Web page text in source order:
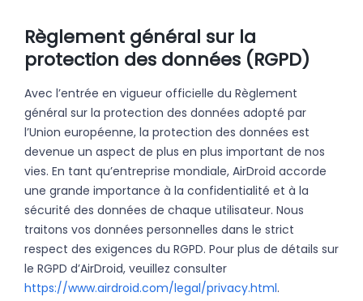
Règlement général sur la
protection des données (RGPD)
Avec l’entrée en vigueur officielle du Règlement
général sur la protection des données adopté par
l’Union européenne, la protection des données est
devenue un aspect de plus en plus important de nos
vies. En tant qu’entreprise mondiale, AirDroid accorde
une grande importance à la confidentialité et à la
sécurité des données de chaque utilisateur. Nous
traitons vos données personnelles dans le strict
respect des exigences du RGPD. Pour plus de détails sur
le RGPD d’AirDroid, veuillez consulter
https://www.airdroid.com/legal/privacy.html.